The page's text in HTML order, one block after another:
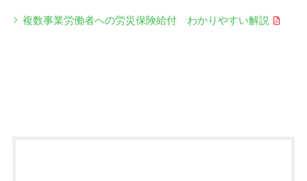
複数事業労働者への労災保険給付 わかりやすい解説